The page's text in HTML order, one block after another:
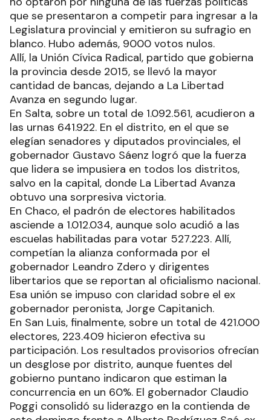
que se presentaron a competir para ingresar a la
Legislatura provincial y emitieron su sufragio en
blanco. Hubo además, 9000 votos nulos.
Allí, la Unión Cívica Radical, partido que gobierna
la provincia desde 2015, se llevó la mayor
cantidad de bancas, dejando a La Libertad
Avanza en segundo lugar.
En Salta, sobre un total de 1.092.561, acudieron a
las urnas 641.922. En el distrito, en el que se
elegían senadores y diputados provinciales, el
gobernador Gustavo Sáenz logró que la fuerza
que lidera se impusiera en todos los distritos,
salvo en la capital, donde La Libertad Avanza
obtuvo una sorpresiva victoria.
En Chaco, el padrón de electores habilitados
asciende a 1.012.034, aunque solo acudió a las
escuelas habilitadas para votar 527.223. Allí,
competían la alianza conformada por el
gobernador Leandro Zdero y dirigentes
libertarios que se reportan al oficialismo nacional.
Esa unión se impuso con claridad sobre el ex
gobernador peronista, Jorge Capitanich.
En San Luis, finalmente, sobre un total de 421.000
electores, 223.409 hicieron efectiva su
participación. Los resultados provisorios ofrecían
un desglose por distrito, aunque fuentes del
gobierno puntano indicaron que estiman la
concurrencia en un 60%. El gobernador Claudio
Poggi consolidó su liderazgo en la contienda de